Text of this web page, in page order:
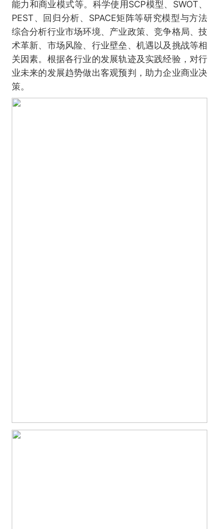
能力和商业模式等。科学使用SCP模型、SWOT、
PEST、回归分析、SPACE矩阵等研究模型与方法
综合分析行业市场环境、产业政策、竞争格局、技
术革新、市场风险、行业壁垒、机遇以及挑战等相
关因素。根据各行业的发展轨迹及实践经验，对行
业未来的发展趋势做出客观预判，助力企业商业决
策。